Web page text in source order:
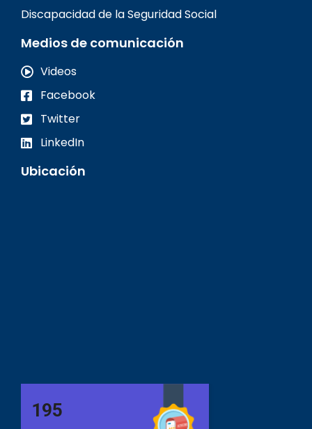
Discapacidad de la Seguridad Social
Medios de comunicación
Videos
Facebook
Twitter
LinkedIn
Ubicación